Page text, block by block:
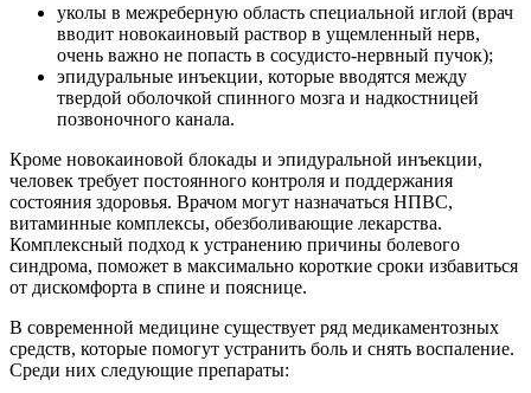
уколы в межреберную область специальной иглой (врач
вводит новокаиновый раствор в ущемленный нерв,
очень важно не попасть в сосудисто-нервный пучок);
эпидуральные инъекции, которые вводятся между
твердой оболочкой спинного мозга и надкостницей
позвоночного канала.
Кроме новокаиновой блокады и эпидуральной инъекции,
человек требует постоянного контроля и поддержания
состояния здоровья. Врачом могут назначаться НПВС,
витаминные комплексы, обезболивающие лекарства.
Комплексный подход к устранению причины болевого
синдрома, поможет в максимально короткие сроки избавиться
от дискомфорта в спине и пояснице.
В современной медицине существует ряд медикаментозных
средств, которые помогут устранить боль и снять воспаление.
Среди них следующие препараты: